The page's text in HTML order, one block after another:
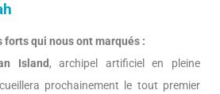
qui nous ont marqués :
Island, archipel artificiel en pleine
prochainement le tout premier